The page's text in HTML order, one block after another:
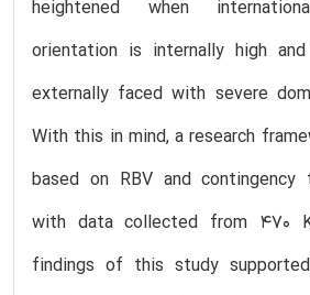
heightened when
orientation is internally high
externally faced with severe
With this in mind, a research
based on RBV and
with data collected from 470
findings of this study